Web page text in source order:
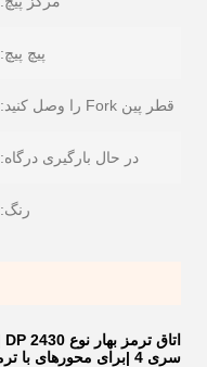
پیچ پیچ:
قطر پین Fork را وصل کنید:
در حال بارگیری درگاه:
رنگ:
سری 4 |برای محورهای با ترمز طبل